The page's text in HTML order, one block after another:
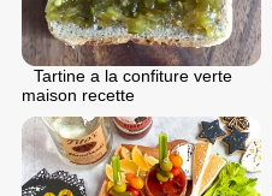
Tartine a la confiture verte
maison recette